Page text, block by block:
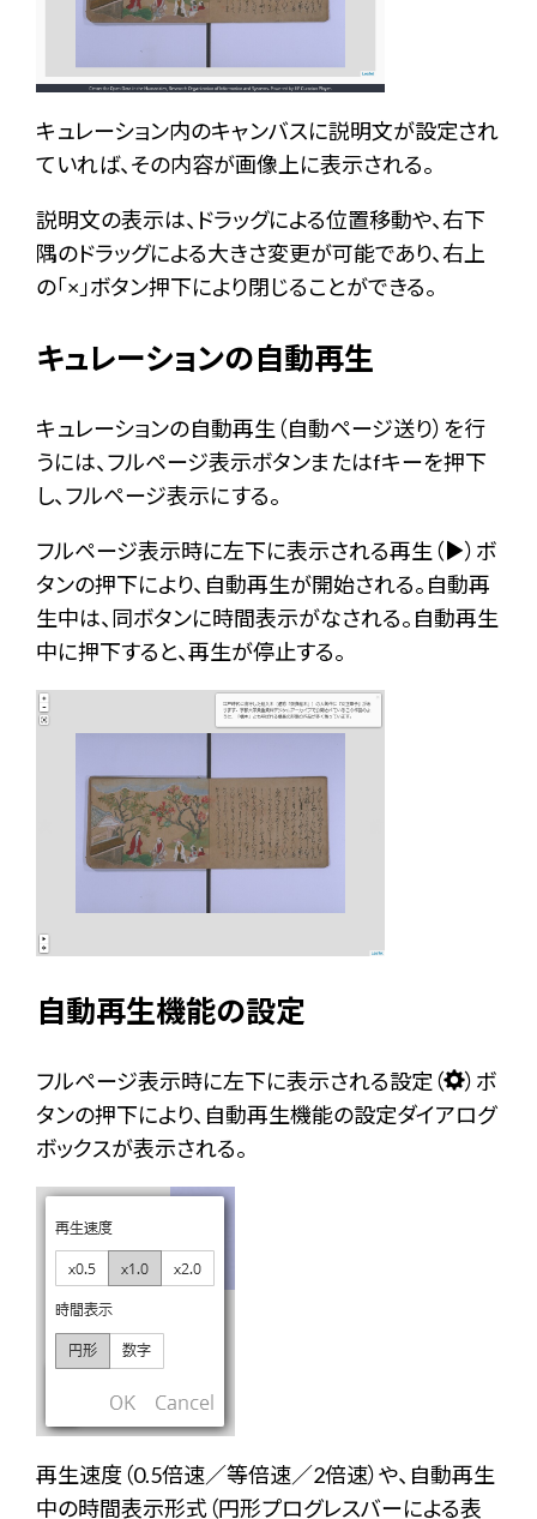
キュレーション内のキャンバスに説明文が設定され
ていれば、その内容が画像上に表示される。
説明文の表示は、ドラッグによる位置移動や、右下
隅のドラッグによる大きさ変更が可能であり、右上
の「×」ボタン押下により閉じることができる。
キュレーションの自動再生
キュレーションの自動再生（自動ページ送り）を行
うには、フルページ表示ボタンまたはfキーを押下
し、フルページ表示にする。
フルページ表示時に左下に表示される再生（
）ボ
タンの押下により、自動再生が開始される。自動再
生中は、同ボタンに時間表示がなされる。自動再生
中に押下すると、再生が停止する。
自動再生機能の設定
フルページ表示時に左下に表示される設定（
）ボ
タンの押下により、自動再生機能の設定ダイアログ
ボックスが表示される。
再生速度（0.5倍速／等倍速／2倍速）や、自動再生
中の時間表示形式（円形プログレスバーによる表